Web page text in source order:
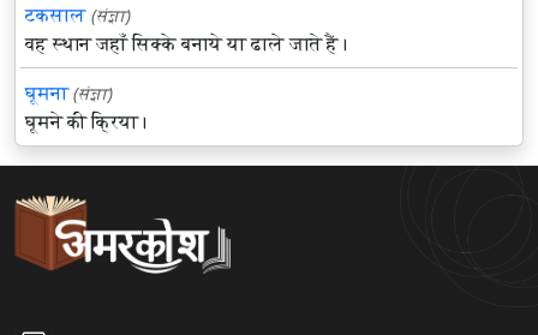
टकसाल (संज्ञा)
वह स्थान जहाँ सिक्के बनाये या ढाले जाते हैं।
घूमना (संज्ञा)
घूमने की क्रिया।